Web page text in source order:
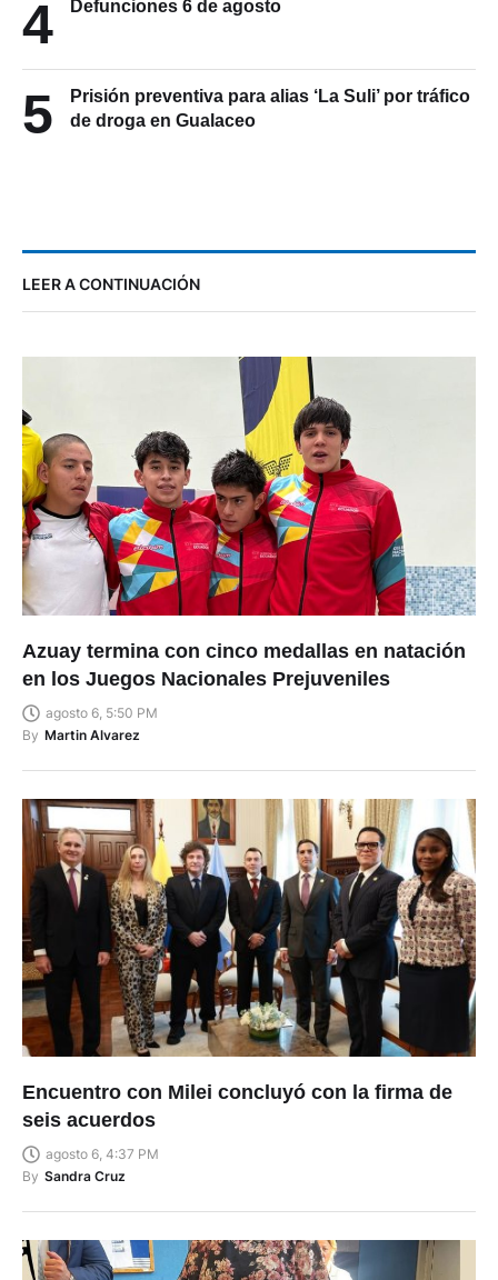
4 Defunciones 6 de agosto
5
Prisión preventiva para alias ‘La Suli’ por tráfico
de droga en Gualaceo
LEER A CONTINUACIÓN
Azuay termina con cinco medallas en natación
en los Juegos Nacionales Prejuveniles
agosto 6, 5:50 PM
By Martin Alvarez
Encuentro con Milei concluyó con la firma de
seis acuerdos
agosto 6, 4:37 PM
By Sandra Cruz